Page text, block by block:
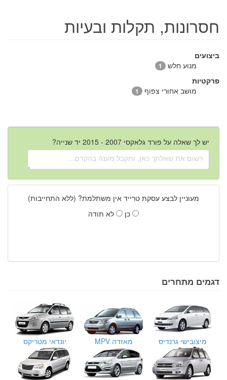
חסרונות, תקלות ובעיות
ביצועים
מנוע חלש
1
פרקטיות
מושב אחורי צפוף
1
יש לך שאלה על פורד גלאקסי 2007 - 2015 יד שנייה?
מעוניין לבצע עסקת טרייד אין משתלמת? (ללא התחייבות)
כן
לא תודה
דגמים מתחרים
מיצובישי גרנדיס מאזדה MPV יונדאי מטריקס